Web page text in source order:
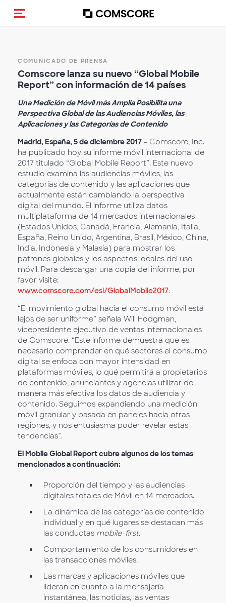
Activar navegación
COMUNICADO DE PRENSA
Comscore lanza su nuevo “Global Mobile
Report” con información de 14 países
Una Medición de Móvil más Amplia Posibilita una
Perspectiva Global de las Audiencias Móviles, las
Aplicaciones y las Categorías de Contenido
Madrid, España, 5 de diciembre 2017 – Comscore, Inc.
ha publicado hoy su informe móvil internacional de
2017 titulado “Global Mobile Report”. Este nuevo
estudio examina las audiencias móviles, las
categorías de contenido y las aplicaciones que
actualmente están cambiando la perspectiva
digital del mundo. El informe utiliza datos
multiplataforma de 14 mercados internacionales
(Estados Unidos, Canadá, Francia, Alemania, Italia,
España, Reino Unido, Argentina, Brasil, México, China,
India, Indonesia y Malasia) para mostrar los
patrones globales y los aspectos locales del uso
móvil. Para descargar una copia del informe, por
favor visite:
www.comscore.com/esl/GlobalMobile2017.
“El movimiento global hacia el consumo móvil está
lejos de ser uniforme” señala Will Hodgman,
vicepresidente ejecutivo de ventas internacionales
de Comscore. “Este informe demuestra que es
necesario comprender en qué sectores el consumo
digital se enfoca con mayor intensidad en
plataformas móviles, lo qué permitirá a propietarios
de contenido, anunciantes y agencias utilizar de
manera más efectiva los datos de audiencia y
contenido. Seguimos expandiendo una medición
móvil granular y basada en paneles hacia otras
regiones, y nos entusiasma poder revelar estas
tendencias”.
El Mobile Global Report cubre algunos de los temas
mencionados a continuación:
Proporción del tiempo y las audiencias
digitales totales de Móvil en 14 mercados.
La dinámica de las categorías de contenido
individual y en qué lugares se destacan más
las conductas mobile-first.
Comportamiento de los consumidores en
las transacciones móviles.
Las marcas y aplicaciones móviles que
lideran en cuanto a la mensajería
instantánea, las noticias, las ventas